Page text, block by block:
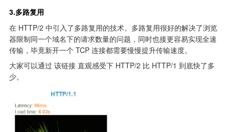
3.多路复用
在 HTTP/2 中引入了多路复用的技术。多路复用很好的解决了浏览
器限制同一个域名下的请求数量的问题，同时也接更容易实现全速
传输，毕竟新开一个 TCP 连接都需要慢慢提升传输速度。
大家可以通过 该链接 直观感受下 HTTP/2 比 HTTP/1 到底快了多
少。